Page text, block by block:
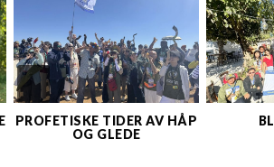
PROFETISKE TIDER AV HÅP
OG GLEDE